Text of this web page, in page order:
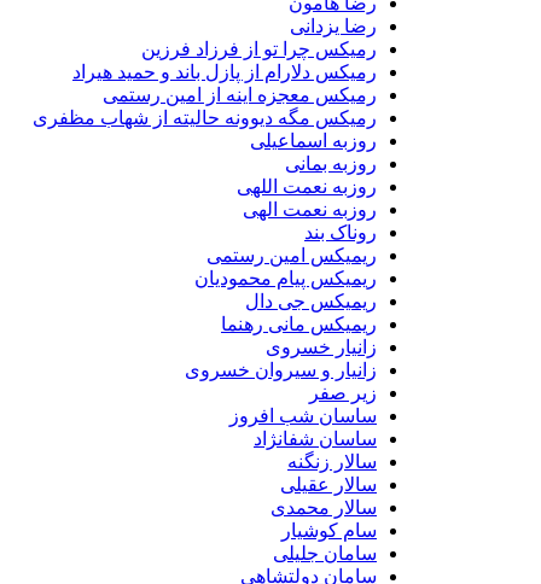
رضا یزدانی
رمیکس چرا تو از فرزاد فرزین
رمیکس دلارام از پازل باند و حمید هیراد
رمیکس معجزه اینه از امین رستمی
رمیکس مگه دیوونه حالیته از شهاب مظفری
روزبه اسماعیلی
روزبه بمانی
روزبه نعمت اللهی
روزبه نعمت الهی
روناک بند
ریمیکس امین رستمی
ریمیکس پیام محمودیان
ریمیکس جی دال
ریمیکس مانی رهنما
زانیار خسروی
زانیار و سیروان خسروی
زیر صفر
ساسان شب افروز
ساسان شفانژاد
سالار زنگنه
سالار عقیلی
سالار محمدی
سام کوشیار
سامان جلیلی
سامان دولتشاهی